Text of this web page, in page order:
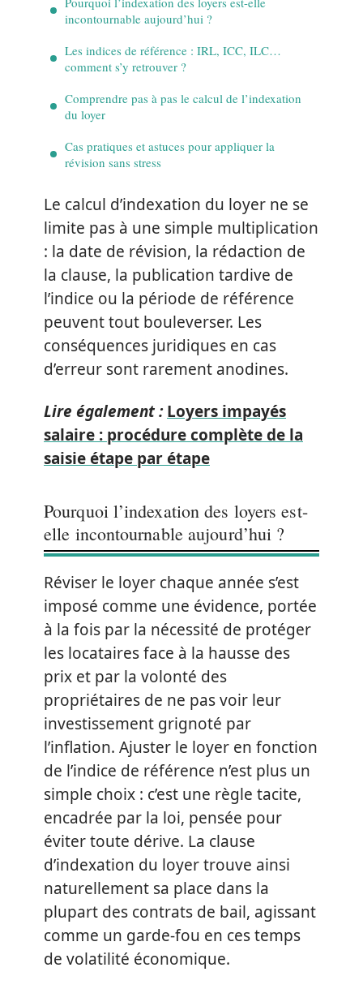
incontournable aujourd’hui ?
Les indices de référence : IRL, ICC, ILC…
comment s’y retrouver ?
Comprendre pas à pas le calcul de l’indexation
du loyer
Cas pratiques et astuces pour appliquer la
révision sans stress
Le calcul d’indexation du loyer ne se
limite pas à une simple multiplication
: la date de révision, la rédaction de
la clause, la publication tardive de
l’indice ou la période de référence
peuvent tout bouleverser. Les
conséquences juridiques en cas
d’erreur sont rarement anodines.
Lire également : Loyers impayés
salaire : procédure complète de la
saisie étape par étape
Pourquoi l’indexation des loyers est-
elle incontournable aujourd’hui ?
Réviser le loyer chaque année s’est
imposé comme une évidence, portée
à la fois par la nécessité de protéger
les locataires face à la hausse des
prix et par la volonté des
propriétaires de ne pas voir leur
investissement grignoté par
l’inflation. Ajuster le loyer en fonction
de l’indice de référence n’est plus un
simple choix : c’est une règle tacite,
encadrée par la loi, pensée pour
éviter toute dérive. La clause
d’indexation du loyer trouve ainsi
naturellement sa place dans la
plupart des contrats de bail, agissant
comme un garde-fou en ces temps
de volatilité économique.